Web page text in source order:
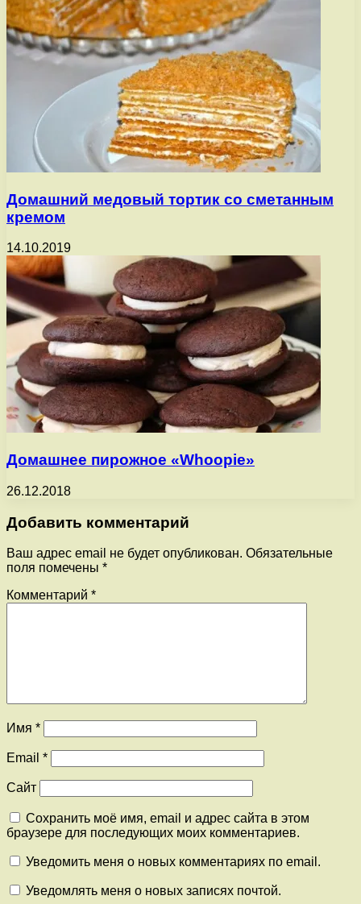
Домашний медовый тортик со сметанным
кремом
14.10.2019
Домашнее пирожное «Whoopie»
26.12.2018
Добавить комментарий
Ваш адрес email не будет опубликован. Обязательные
поля помечены *
Комментарий *
Имя *
Email *
Сайт
Сохранить моё имя, email и адрес сайта в этом
браузере для последующих моих комментариев.
Уведомить меня о новых комментариях по email.
Уведомлять меня о новых записях почтой.